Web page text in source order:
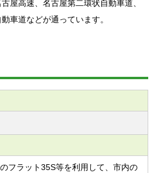
屋高速、名古屋第二環状自動車道、
車道などが通っています。
フラット35S等を利用して、市内の